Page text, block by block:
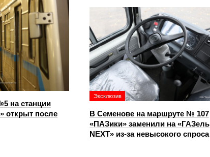
на станции
открыт после
Эксклюзив
В Семенове на маршруте № 107
«ПАЗики» заменили на «ГАЗель
NEXT» из‑за невысокого спроса